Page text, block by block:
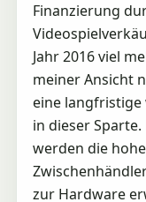
Finanzierung
Jahr 2016 viel
meiner Ansicht
eine
in dieser
werden die
zur Hardware